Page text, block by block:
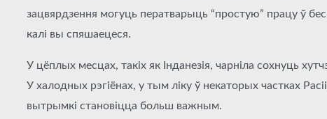
зацвярдзення могуць ператварыць “простую” працу ў
калі вы спяшаецеся.
У цёплых месцах, такіх як Інданезія, чарніла сохнуць
У халодных рэгіёнах, у тым ліку ў некаторых частках
вытрымкі становіцца больш важным.